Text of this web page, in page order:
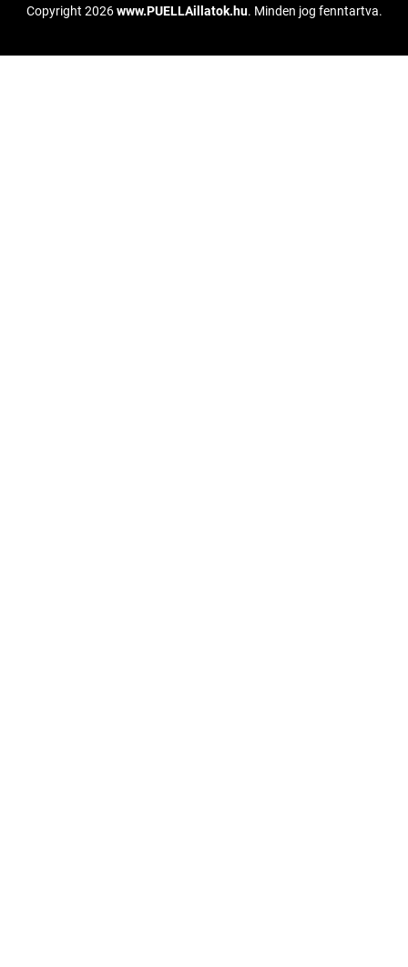
Copyright 2026www.PUELLAillatok.hu. Minden jog fenntartva.